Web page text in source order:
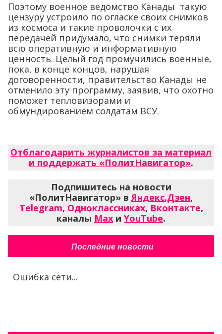
Поэтому военное ведомство Канады такую
цензуру устроило по огласке своих снимков
из космоса и такие проволочки с их
передачей придумало, что снимки теряли
всю оперативную и информативную
ценность. Целый год промучились военные,
пока, в конце концов, нарушая
договоренности, правительство Канады не
отменило эту программу, заявив, что охотно
поможет тепловизорами и
обмундированием солдатам ВСУ.
Отблагодарить журналистов за материал
и поддержать «ПолитНавигатор».
Подпишитесь на новости
«ПолитНавигатор» вЯндекс.Дзен,
Telegram, Одноклассниках, Вконтакте,
каналы Max и YouTube.
Последние новости
Ошибка сети...